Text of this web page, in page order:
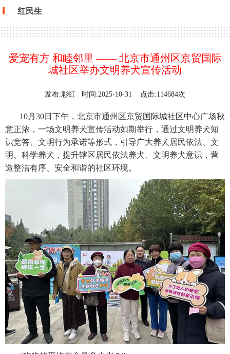
红民生
爱宠有方 和睦邻里 —— 北京市通州区京贸国际
城社区举办文明养犬宣传活动
发布:彩虹 时间:2025-10-31 点击:114684次
10月30日下午，北京市通州区京贸国际城社区中心广场秋
意正浓，一场文明养犬宣传活动如期举行，通过文明养犬知
识竞答、文明行为承诺等形式，引导广大养犬居民依法、文
明、科学养犬，提升辖区居民依法养犬、文明养犬意识，营
造整洁有序、安全和谐的社区环境。